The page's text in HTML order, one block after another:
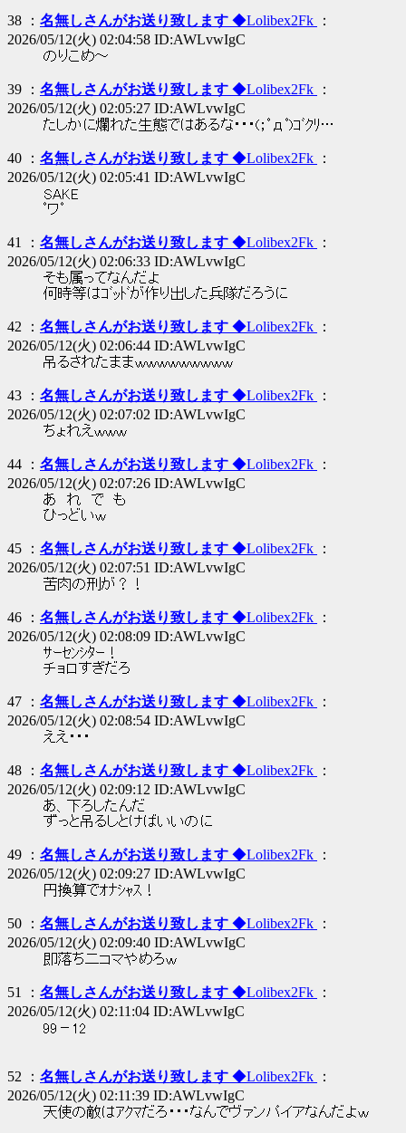
38 ： 名無しさんがお送り致します ◆Lolibex2Fk
：
2026/05/12(火) 02:04:58 ID:AWLvwIgC
のりこめ～
39 ： 名無しさんがお送り致します ◆Lolibex2Fk
：
2026/05/12(火) 02:05:27 ID:AWLvwIgC
たしかに爛れた生態ではあるな・・・(；ﾟдﾟ)ｺﾞｸﾘ…
40 ： 名無しさんがお送り致します ◆Lolibex2Fk
：
2026/05/12(火) 02:05:41 ID:AWLvwIgC
SAKE
ﾟワﾟ
41 ： 名無しさんがお送り致します ◆Lolibex2Fk
：
2026/05/12(火) 02:06:33 ID:AWLvwIgC
そも属ってなんだよ
何時等はｺﾞｯﾄﾞが作り出した兵隊だろうに
42 ： 名無しさんがお送り致します ◆Lolibex2Fk
：
2026/05/12(火) 02:06:44 ID:AWLvwIgC
吊るされたままｗｗｗｗｗｗｗｗｗ
43 ： 名無しさんがお送り致します ◆Lolibex2Fk
：
2026/05/12(火) 02:07:02 ID:AWLvwIgC
ちょれえｗｗｗ
44 ： 名無しさんがお送り致します ◆Lolibex2Fk
：
2026/05/12(火) 02:07:26 ID:AWLvwIgC
あ れ で も
ひっどいｗ
45 ： 名無しさんがお送り致します ◆Lolibex2Fk
：
2026/05/12(火) 02:07:51 ID:AWLvwIgC
苦肉の刑が？！
46 ： 名無しさんがお送り致します ◆Lolibex2Fk
：
2026/05/12(火) 02:08:09 ID:AWLvwIgC
ｻｰｾﾝｼﾀｰ！
チョロすぎだろ
47 ： 名無しさんがお送り致します ◆Lolibex2Fk
：
2026/05/12(火) 02:08:54 ID:AWLvwIgC
ええ・・・
48 ： 名無しさんがお送り致します ◆Lolibex2Fk
：
2026/05/12(火) 02:09:12 ID:AWLvwIgC
あ、下ろしたんだ
ずっと吊るしとけばいいのに
49 ： 名無しさんがお送り致します ◆Lolibex2Fk
：
2026/05/12(火) 02:09:27 ID:AWLvwIgC
円換算でｵﾅｼｬｽ！
50 ： 名無しさんがお送り致します ◆Lolibex2Fk
：
2026/05/12(火) 02:09:40 ID:AWLvwIgC
即落ち二コマやめろｗ
51 ： 名無しさんがお送り致します ◆Lolibex2Fk
：
2026/05/12(火) 02:11:04 ID:AWLvwIgC
99－12
52 ： 名無しさんがお送り致します ◆Lolibex2Fk
：
2026/05/12(火) 02:11:39 ID:AWLvwIgC
天使の敵はｱｸﾏだろ・・・なんでヴァンパイアなんだよｗ